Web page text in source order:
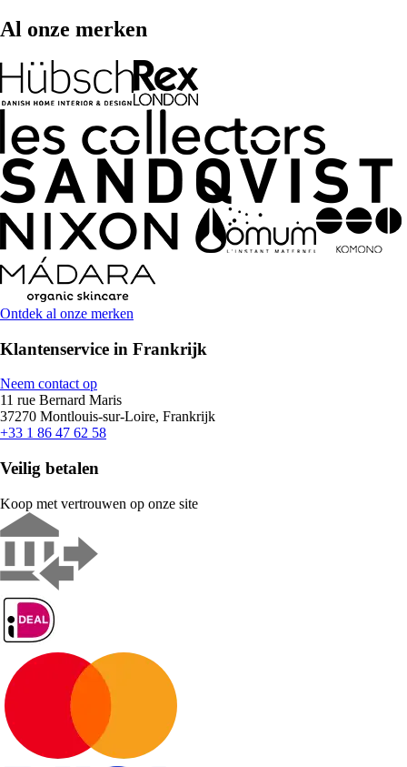
Al onze merken
Ontdek al onze merken
Klantenservice in Frankrijk
Neem contact op
11 rue Bernard Maris
37270 Montlouis-sur-Loire, Frankrijk
+33 1 86 47 62 58
Veilig betalen
Koop met vertrouwen op onze site